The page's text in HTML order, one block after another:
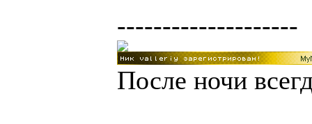
--------------------
После ночи